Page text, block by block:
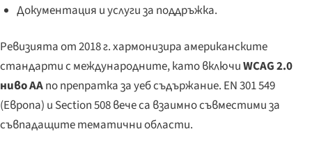
Документация и услуги за поддръжка.
Ревизията от 2018 г. хармонизира американските
стандарти с международните, като включиWCAG 2.0
ниво AAпо препратка за уеб съдържание. EN 301 549
(Европа) и Section 508 вече са взаимно съвместими за
съвпадащите тематични области.